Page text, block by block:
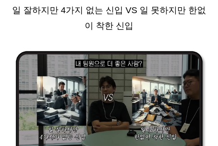
일 잘하지만 4가지 없는 신입 VS 일 못하지만 한없
이 착한 신입